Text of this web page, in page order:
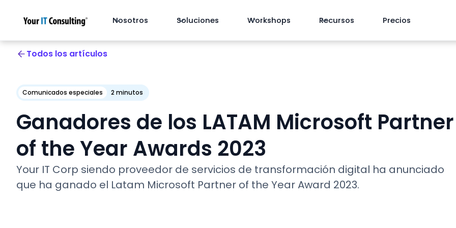
Nosotros Soluciones Workshops Recursos Precios
Todos los artículos
Comunicados especiales 2 minutos
Ganadores de los LATAM Microsoft Partner
of the Year Awards 2023
Your IT Corp siendo proveedor de servicios de transformación digital ha anunciado
que ha ganado el Latam Microsoft Partner of the Year Award 2023.